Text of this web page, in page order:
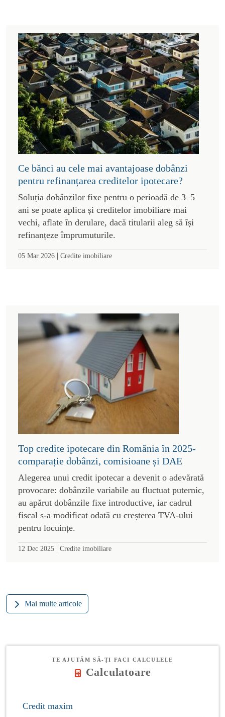
Ce bănci au cele mai avantajoase dobânzi
pentru refinanțarea creditelor ipotecare?
Soluția dobânzilor fixe pentru o perioadă de 3–5
ani se poate aplica și creditelor imobiliare mai
vechi, aflate în derulare, dacă titularii aleg să își
refinanțeze împrumuturile.
05 Mar 2026 | Credite imobiliare
Top credite ipotecare din România în 2025-
comparație dobânzi, comisioane și DAE
Alegerea unui credit ipotecar a devenit o adevărată
provocare: dobânzile variabile au fluctuat puternic,
au apărut dobânzile fixe introductive, iar cadrul
fiscal s-a modificat odată cu creșterea TVA-ului
pentru locuințe.
12 Dec 2025 | Credite imobiliare
Mai multe articole
TE AJUTĂM SĂ-ȚI FACI CALCULELE
Calculatoare
Credit maxim